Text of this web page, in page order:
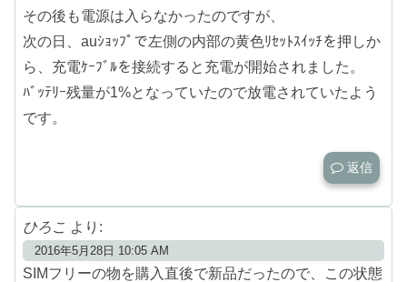
その後も電源は入らなかったのですが、
次の日、auｼｮｯﾌﾟで左側の内部の黄色ﾘｾｯﾄｽｲｯﾁを押しか
ら、充電ｹｰﾌﾞﾙを接続すると充電が開始されました。
ﾊﾞｯﾃﾘｰ残量が1%となっていたので放電されていたよう
です。
返信
ひろこ より:
2016年5月28日 10:05 AM
SIMフリーの物を購入直後で新品だったので、この状態